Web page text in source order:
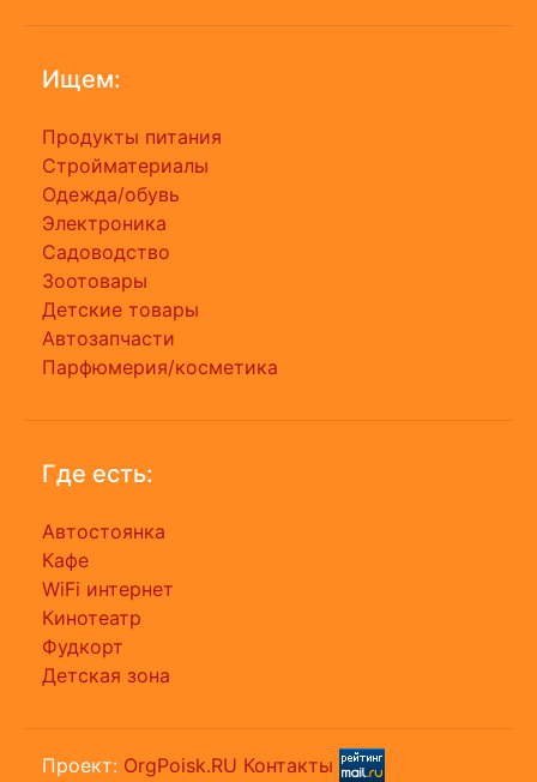
Ищем:
Продукты питания
Стройматериалы
Одежда/обувь
Электроника
Садоводство
Зоотовары
Детские товары
Автозапчасти
Парфюмерия/косметика
Где есть:
Автостоянка
Кафе
WiFi интернет
Кинотеатр
Фудкорт
Детская зона
Проект: OrgPoisk.RU Контакты